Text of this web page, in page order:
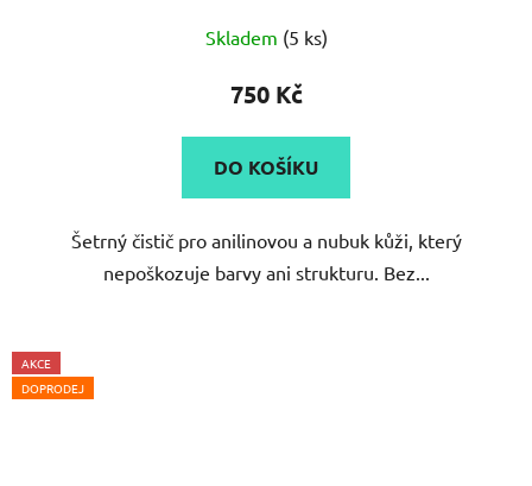
Skladem (5 ks)
750 Kč
DO KOŠÍKU
Šetrný čistič pro anilinovou a nubuk kůži, který
nepoškozuje barvy ani strukturu. Bez...
AKCE
DOPRODEJ